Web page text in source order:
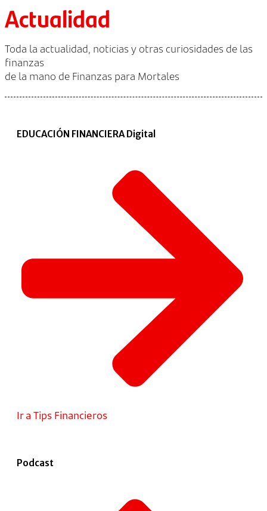
Actualidad
Toda la actualidad, noticias y otras curiosidades de las
finanzas
de la mano de Finanzas para Mortales
EDUCACIÓN FINANCIERA Digital
Ir a Tips Financieros
Podcast